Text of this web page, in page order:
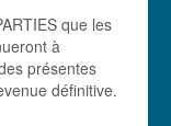
que les
à
présentes
définitive.